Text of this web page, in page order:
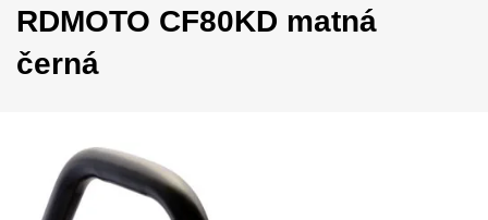
RDMOTO CF80KD matná
černá